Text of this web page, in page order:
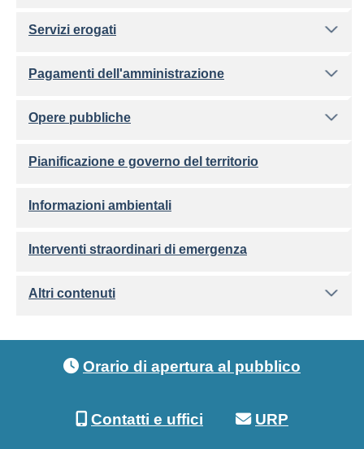
Servizi erogati
Pagamenti dell'amministrazione
Opere pubbliche
Pianificazione e governo del territorio
Informazioni ambientali
Interventi straordinari di emergenza
Altri contenuti
Orario di apertura al pubblico
Contatti e uffici URP